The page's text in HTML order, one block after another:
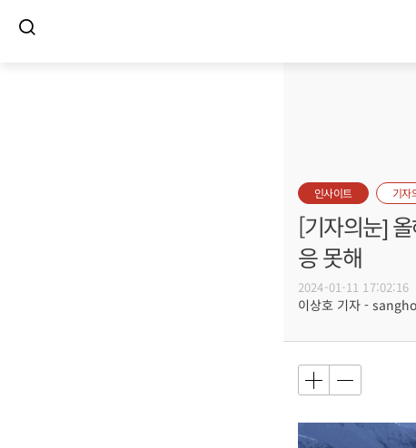
인사이트 기자
[기자의눈]
응 못해
2024-01-11 17:02:16
이상호 기자 -